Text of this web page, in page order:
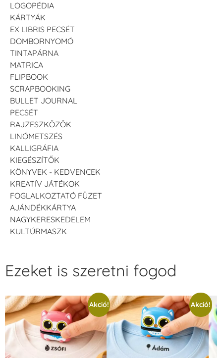
LOGOPÉDIA
KÁRTYÁK
EX LIBRIS PECSÉT
DOMBORNYOMÓ
TINTAPÁRNA
MATRICA
FLIPBOOK
SCRAPBOOKING
BULLET JOURNAL
PECSÉT
RAJZESZKÖZÖK
LINÓMETSZÉS
KALLIGRÁFIA
KIEGÉSZÍTŐK
KÖNYVEK - KEDVENCEK
KREATÍV JÁTÉKOK
FOGLALKOZTATÓ FÜZET
AJÁNDÉKKÁRTYA
NAGYKERESKEDELEM
KULTÚRMASZK
Ezeket is szeretni fogod
Akció! Akció!